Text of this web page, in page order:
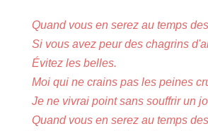
Quand vous en serez au temps
Si vous avez peur des chagrins
Évitez les belles.
Moi qui ne crains pas les peines
Je ne vivrai point sans souffrir un
Quand vous en serez au temps